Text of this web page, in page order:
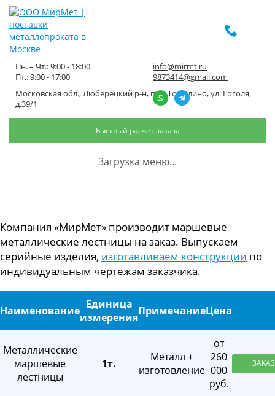
Московская обл., Люберецкий р-н, пос. Томилино, ул. Гоголя,
д.39/1
Пн. – Чт.: 9:00 - 18:00
Пт.: 9:00 - 17:00
info@mirmt.ru
9873414@gmail.com
Быстрый расчет заказа
Загрузка меню...
Металлические маршевые
лестницы
Компания «МирМет» производит маршевые
металлические лестницы на заказ. Выпускаем
серийные изделия, изготавливаем конструкции по
индивидуальным чертежам заказчика.
Наименование Единица
измеренияПримечаниеЦена
Металлические
маршевые
лестницы
1т.
Металл +
изготовление
от
260
000
руб.